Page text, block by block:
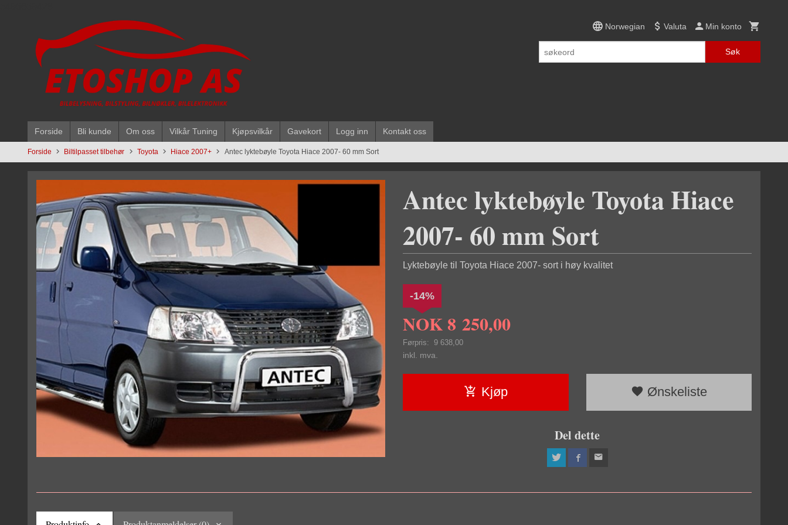
innholdet
Norwegian Valuta Min konto
Søk
Forside Bli kunde Om oss Vilkår Tuning Kjøpsvilkår Gavekort Logg inn Kontakt oss
Forside Biltilpasset tilbehør Toyota Hiace 2007+ Antec lyktebøyle Toyota Hiace 2007- 60 mm Sort
Antec lyktebøyle Toyota Hiace
2007- 60 mm Sort
Lyktebøyle til Toyota Hiace 2007- sort i høy kvalitet
NOK 8 250,00
Førpris: 9 638,00
Rabatt
-14%
inkl. mva.
Kjøp Ønskeliste
Del dette